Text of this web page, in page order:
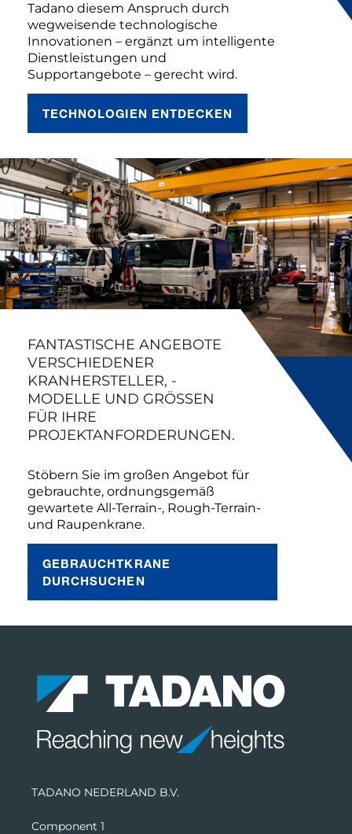
Tadano diesem Anspruch durch
wegweisende technologische
Innovationen – ergänzt um intelligente
Dienstleistungen und
Supportangebote – gerecht wird.
TECHNOLOGIEN ENTDECKEN
FANTASTISCHE ANGEBOTE
VERSCHIEDENER
KRANHERSTELLER, -
MODELLE UND GRÖSSEN F
ÜR IHRE P
ROJEKTANFORDERUNGEN.
Stöbern Sie im großen Angebot für
gebrauchte, ordnungsgemäß
gewartete All-Terrain-, Rough-Terrain-
und Raupenkrane.
GEBRAUCHTKRANE
DURCHSUCHEN
TADANO NEDERLAND B.V.
Component 1